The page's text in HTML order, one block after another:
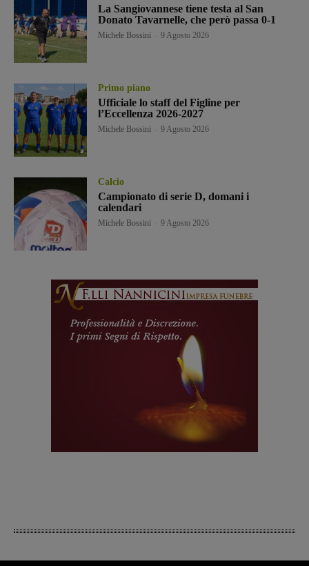
La Sangiovannese tiene testa al San
Donato Tavarnelle, che però passa 0-1
Michele Bossini 9 Agosto 2026
Primo piano
Ufficiale lo staff del Figline per
l’Eccellenza 2026-2027
Michele Bossini 9 Agosto 2026
Calcio
Campionato di serie D, domani i
calendari
Michele Bossini 9 Agosto 2026